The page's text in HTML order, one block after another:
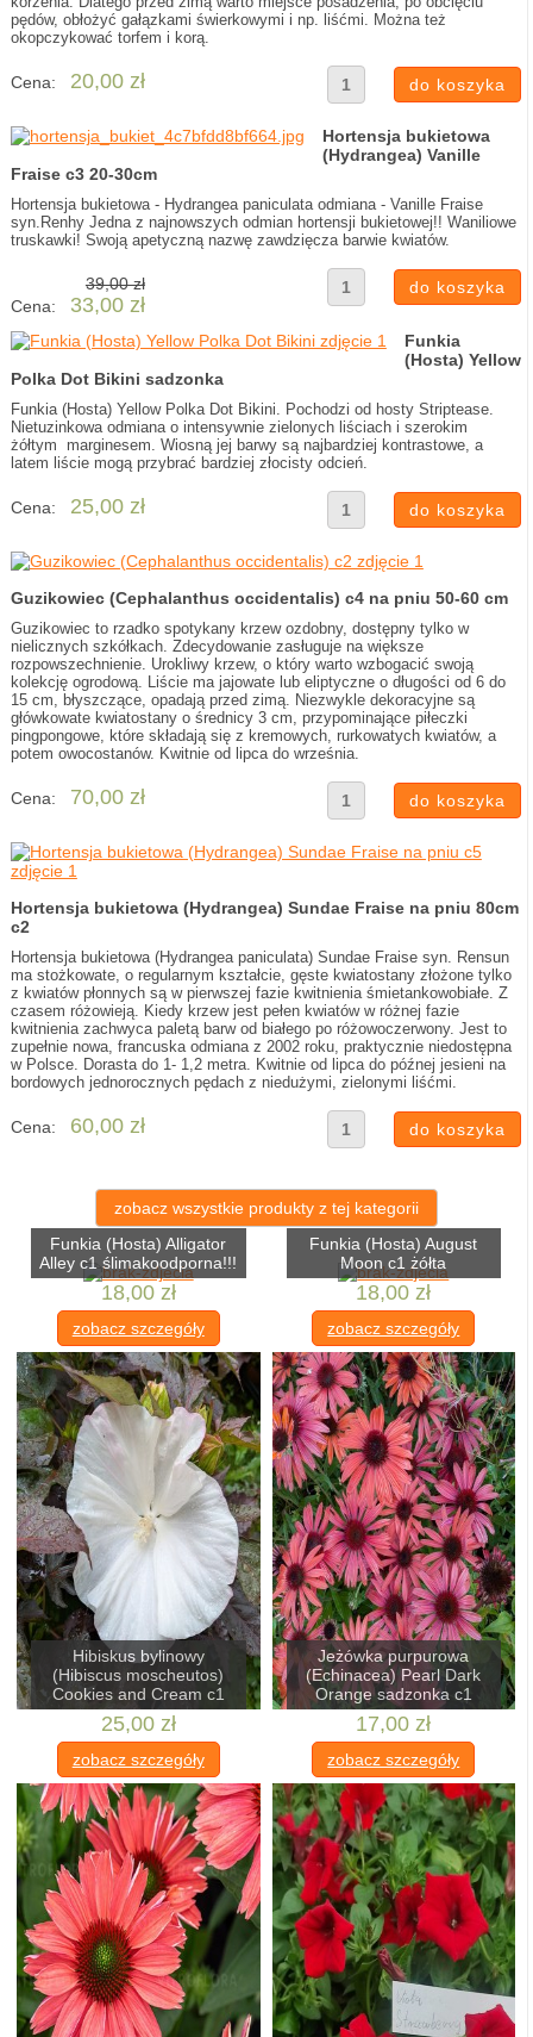
pędów, obłożyć gałązkami świerkowymi i np. liśćmi. Można też
okopczykować torfem i korą.
Cena: 20,00 zł
Hortensja bukietowa
(Hydrangea) Vanille
Fraise c3 20-30cm
Hortensja bukietowa - Hydrangea paniculata odmiana - Vanille Fraise
syn.Renhy Jedna z najnowszych odmian hortensji bukietowej!! Waniliowe
truskawki! Swoją apetyczną nazwę zawdzięcza barwie kwiatów.
39,00 zł
Cena:
33,00 zł
Funkia
(Hosta) Yellow
Polka Dot Bikini sadzonka
Funkia (Hosta) Yellow Polka Dot Bikini. Pochodzi od hosty Striptease.
Nietuzinkowa odmiana o intensywnie zielonych liściach i szerokim
żółtym marginesem. Wiosną jej barwy są najbardziej kontrastowe, a
latem liście mogą przybrać bardziej złocisty odcień.
Cena: 25,00 zł
Guzikowiec (Cephalanthus occidentalis) c4 na pniu 50-60 cm
Guzikowiec to rzadko spotykany krzew ozdobny, dostępny tylko w
nielicznych szkółkach. Zdecydowanie zasługuje na większe
rozpowszechnienie. Urokliwy krzew, o który warto wzbogacić swoją
kolekcję ogrodową. Liście ma jajowate lub eliptyczne o długości od 6 do
15 cm, błyszczące, opadają przed zimą. Niezwykle dekoracyjne są
główkowate kwiatostany o średnicy 3 cm, przypominające piłeczki
pingpongowe, które składają się z kremowych, rurkowatych kwiatów, a
potem owocostanów. Kwitnie od lipca do września.
Cena: 70,00 zł
Hortensja bukietowa (Hydrangea) Sundae Fraise na pniu 80cm
c2
Hortensja bukietowa (Hydrangea paniculata) Sundae Fraise syn. Rensun
ma stożkowate, o regularnym kształcie, gęste kwiatostany złożone tylko
z kwiatów płonnych są w pierwszej fazie kwitnienia śmietankowobiałe. Z
czasem różowieją. Kiedy krzew jest pełen kwiatów w różnej fazie
kwitnienia zachwyca paletą barw od białego po różowoczerwony. Jest to
zupełnie nowa, francuska odmiana z 2002 roku, praktycznie niedostępna
w Polsce. Dorasta do 1- 1,2 metra. Kwitnie od lipca do późnej jesieni na
bordowych jednorocznych pędach z niedużymi, zielonymi liśćmi.
Cena: 60,00 zł
zobacz wszystkie produkty z tej kategorii
Funkia (Hosta) Alligator
Alley c1 ślimakoodporna!!!
18,00 zł
zobacz szczegóły
Funkia (Hosta) August
Moon c1 żółta
18,00 zł
zobacz szczegóły
Hibiskus bylinowy
(Hibiscus moscheutos)
Cookies and Cream c1
25,00 zł
zobacz szczegóły
Jeżówka purpurowa
(Echinacea) Pearl Dark
Orange sadzonka c1
17,00 zł
zobacz szczegóły